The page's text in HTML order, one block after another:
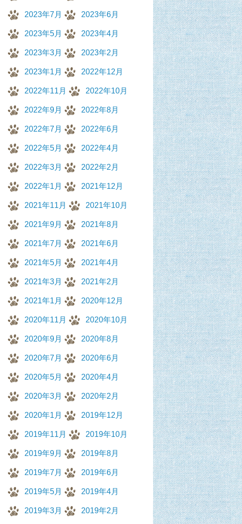
2023年7月 2023年6月
2023年5月 2023年4月
2023年3月 2023年2月
2023年1月 2022年12月
2022年11月 2022年10月
2022年9月 2022年8月
2022年7月 2022年6月
2022年5月 2022年4月
2022年3月 2022年2月
2022年1月 2021年12月
2021年11月 2021年10月
2021年9月 2021年8月
2021年7月 2021年6月
2021年5月 2021年4月
2021年3月 2021年2月
2021年1月 2020年12月
2020年11月 2020年10月
2020年9月 2020年8月
2020年7月 2020年6月
2020年5月 2020年4月
2020年3月 2020年2月
2020年1月 2019年12月
2019年11月 2019年10月
2019年9月 2019年8月
2019年7月 2019年6月
2019年5月 2019年4月
2019年3月 2019年2月